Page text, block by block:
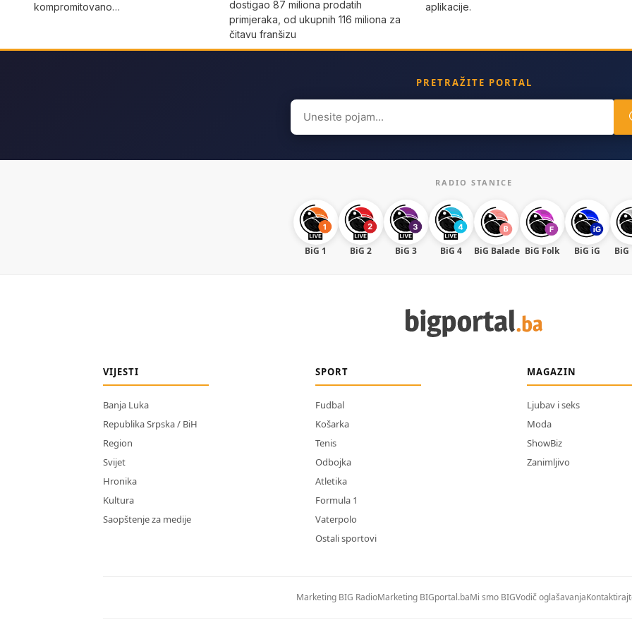
kompromitovano…
dostigao 87 miliona prodatih
primjeraka, od ukupnih 116 miliona za
čitavu franšizu
aplikacije.
PRETRAŽITE PORTAL
Search
for:
RADIO STANICE
BiG 1 BiG 2 BiG 3 BiG 4 BiG Balade BiG Folk BiG iG BiG
VIJESTI
Banja Luka
Republika Srpska / BiH
Region
Svijet
Hronika
Kultura
Saopštenje za medije
SPORT
Fudbal
Košarka
Tenis
Odbojka
Atletika
Formula 1
Vaterpolo
Ostali sportovi
MAGAZIN
Ljubav i seks
Moda
ShowBiz
Zanimljivo
Marketing BIG RadioMarketing BIGportal.baMi smo BIGVodič oglašavanja